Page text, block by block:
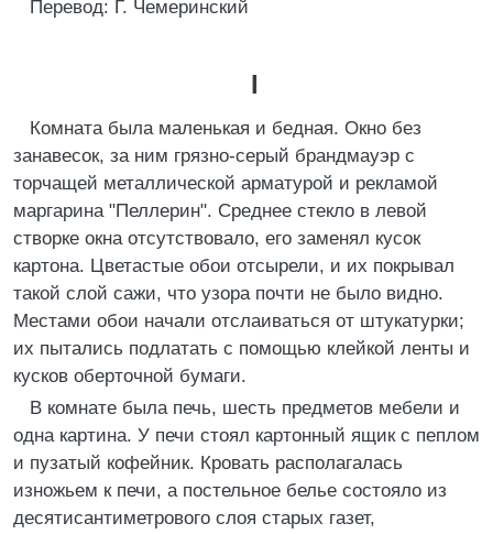
Перевод: Г. Чемеринский
I
Комната была маленькая и бедная. Окно без
занавесок, за ним грязно-серый брандмауэр с
торчащей металлической арматурой и рекламой
маргарина "Пеллерин". Среднее стекло в левой
створке окна отсутствовало, его заменял кусок
картона. Цветастые обои отсырели, и их покрывал
такой слой сажи, что узора почти не было видно.
Местами обои начали отслаиваться от штукатурки;
их пытались подлатать с помощью клейкой ленты и
кусков оберточной бумаги.
В комнате была печь, шесть предметов мебели и
одна картина. У печи стоял картонный ящик с пеплом
и пузатый кофейник. Кровать располагалась
изножьем к печи, а постельное белье состояло из
десятисантиметрового слоя старых газет,